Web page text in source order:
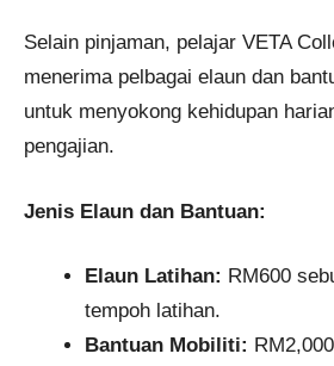
Selain pinjaman, pelajar VETA
menerima pelbagai elaun dan
untuk menyokong kehidupan
pengajian.
Jenis Elaun dan Bantuan:
Elaun Latihan: RM600
tempoh latihan.
Bantuan Mobiliti: